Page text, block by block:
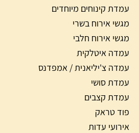
עמדת קינוחים מיוחדים
מגשי אירוח בשרי
מגשי אירוח חלבי
עמדה איטלקית
עמדה צ'יליאנית / אמפדנס
עמדת סושי
עמדת קצבים
פוד טראק
אירועי עדות